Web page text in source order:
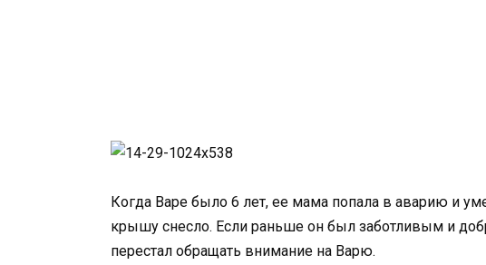
Когда Варе было 6 лет, ее мама попала в аварию и
крышу снесло. Если раньше он был заботливым и
перестал обращать внимание на Варю.